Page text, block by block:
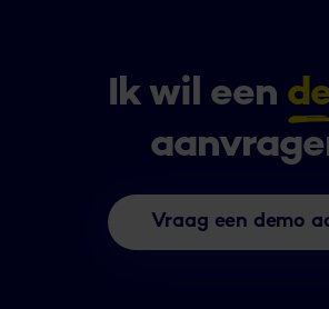
Ik wil een
Vraag een demo